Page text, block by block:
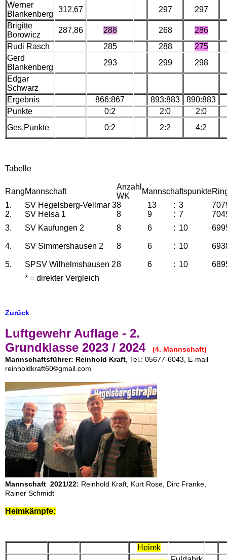
Werner
Blankenberg
312,67 297
297
Brigitte
Borowicz
287,86 288 268
286
Rudi Rasch
285 288
275
Gerd
Blankenberg
293 299
298
Edgar
Schwarz
Ergebnis
866:867 893:883
890:883
Punkte
0:2 2:0
2:0
Ges.Punkte
0:2 2:2 4:2
Tabelle
RangMannschaft
Anzahl
WK
Mannschaftspunkte
1.
SV Hegelsberg-Vellmar 38 13 : 3
2.
SV Helsa 1 8 9 : 7
3.
SV Kaufungen 2 8 6 : 10
4. SV Simmershausen 2 8 6 : 10
5. SPSV Wilhelmshausen 28 6 : 10
* = direkter Vergleich
Zurück
Luftgewehr Auflage - 2.
Grundklasse 2023 / 2024
(4. Mannschaft)
Mannschaftsführer: Reinhold Kraft , Tel.: 05677-6043, E-mail
reinholdkraft60©gmail.com
Mannschaft 2021/22: Reinhold Kraft, Kurt Rose, Dirc Franke,
Rainer Schmidt
Heimkämpfe:
Heimk